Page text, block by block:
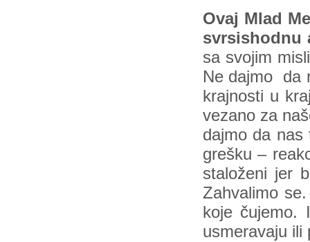
Ovaj Mlad
sa svojim
Ne dajmo da
krajnosti u
vezano za
dajmo da nas
grešku –
staloženi jer
Zahvalimo
koje čujemo.
usmeravaju